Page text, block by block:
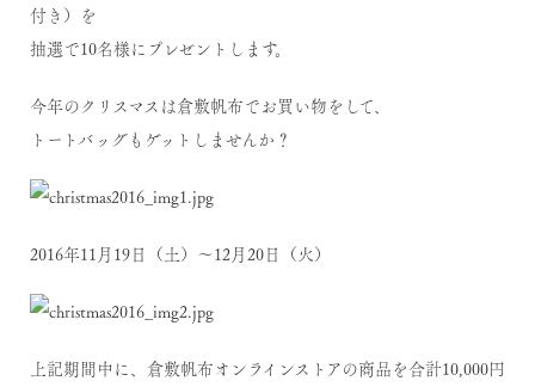
付き）を
抽選で10名様にプレゼントします。
今年のクリスマスは倉敷帆布でお買い物をして、
トートバッグもゲットしませんか？
2016年11月19日（土）～12月20日（火）
上記期間中に、倉敷帆布オンラインストアの商品を合計10,000円